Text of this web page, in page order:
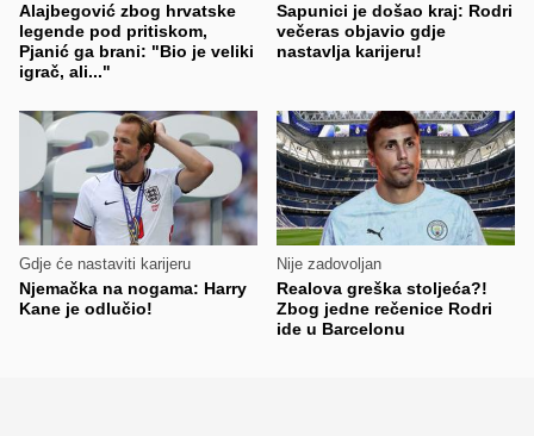
Alajbegović zbog hrvatske
legende pod pritiskom,
Pjanić ga brani: "Bio je veliki
igrač, ali..."
Sapunici je došao kraj: Rodri
večeras objavio gdje
nastavlja karijeru!
Gdje će nastaviti karijeru
Njemačka na nogama: Harry
Kane je odlučio!
Nije zadovoljan
Realova greška stoljeća?!
Zbog jedne rečenice Rodri
ide u Barcelonu